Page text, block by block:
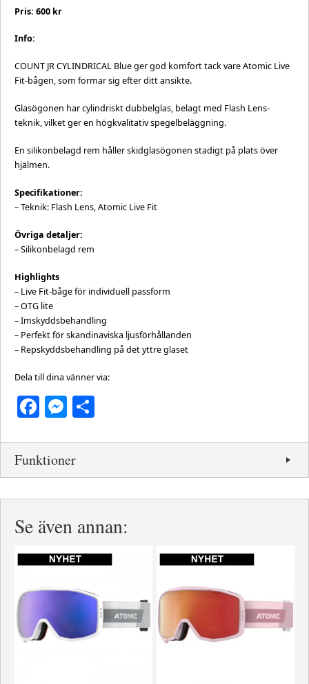
Pris: 600 kr
Info:
COUNT JR CYLINDRICAL Blue ger god komfort tack vare Atomic Live
Fit-bågen, som formar sig efter ditt ansikte.
Glasögonen har cylindriskt dubbelglas, belagt med Flash Lens-
teknik, vilket ger en högkvalitativ spegelbeläggning.
En silikonbelagd rem håller skidglasögonen stadigt på plats över
hjälmen.
Specifikationer:
– Teknik: Flash Lens, Atomic Live Fit
Övriga detaljer:
– Silikonbelagd rem
Highlights
– Live Fit-båge för individuell passform
– OTG lite
– Imskyddsbehandling
– Perfekt för skandinaviska ljusförhållanden
– Repskyddsbehandling på det yttre glaset
Dela till dina vänner via:
Facebook
Messenger
Funktioner
Se även annan: